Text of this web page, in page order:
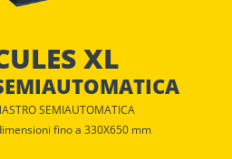
XL
SEMIAUTOMATICA
fino a 330X650 mm